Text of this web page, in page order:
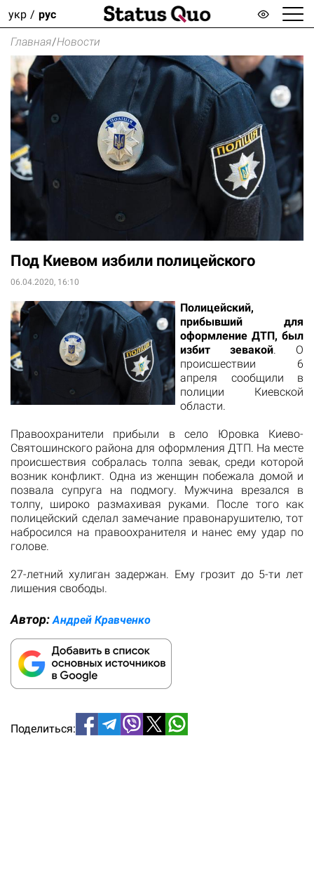
укр рус
Главная/Новости
Под Киевом избили полицейского
06.04.2020, 16:10
Полицейский,
прибывший для
оформление ДТП, был
избит зевакой. О
происшествии 6
апреля сообщили в
полиции Киевской
области.
Правоохранители прибыли в село Юровка Киево-
Святошинского района для оформления ДТП. На месте
происшествия собралась толпа зевак, среди которой
возник конфликт. Одна из женщин побежала домой и
позвала супруга на подмогу. Мужчина врезался в
толпу, широко размахивая руками. После того как
полицейский сделал замечание правонарушителю, тот
набросился на правоохранителя и нанес ему удар по
голове.
27-летний хулиган задержан. Ему грозит до 5-ти лет
лишения свободы.
Автор: Андрей Кравченко
Поделиться: